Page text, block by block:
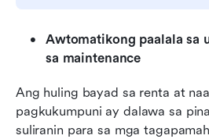
Awtomatikong paalala sa
sa maintenance
Ang huling bayad sa renta at
pagkukumpuni ay dalawa sa
suliranin para sa mga